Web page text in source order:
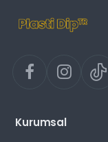
Kurumsal